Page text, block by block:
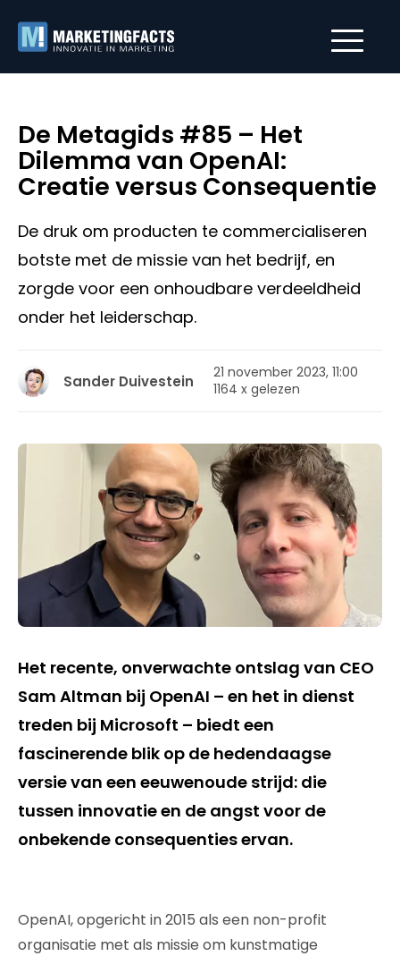
De Metagids #85 – Het
Dilemma van OpenAI:
Creatie versus Consequentie
De druk om producten te commercialiseren
botste met de missie van het bedrijf, en
zorgde voor een onhoudbare verdeeldheid
onder het leiderschap.
Sander Duivestein
21 november 2023, 11:00
1164 x gelezen
Het recente, onverwachte ontslag van CEO
Sam Altman bij OpenAI – en het in dienst
treden bij Microsoft – biedt een
fascinerende blik op de hedendaagse
versie van een eeuwenoude strijd: die
tussen innovatie en de angst voor de
onbekende consequenties ervan.
OpenAI, opgericht in 2015 als een non-profit
organisatie met als missie om kunstmatige